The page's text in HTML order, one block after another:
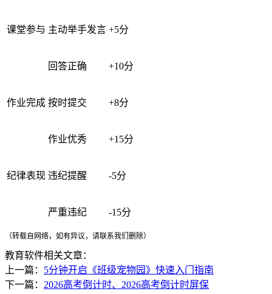
课堂参与 主动举手发言 +5分
回答正确 +10分
作业完成 按时提交 +8分
作业优秀 +15分
纪律表现 违纪提醒 -5分
严重违纪 -15分
（转载自网络，如有异议，请联系我们删除）
教育软件相关文章：
上一篇： 5分钟开启《班级宠物园》快速入门指南
下一篇： 2026高考倒计时、2026高考倒计时屏保